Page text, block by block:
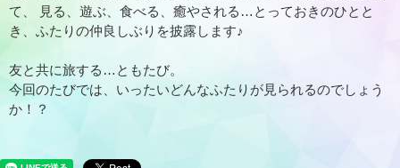
て、
見る、遊ぶ、食べる、癒やされる…とっておきのひとと
き、ふたりの仲良しぶりを披露します♪
友と共に旅する…ともたび。
今回のたびでは、いったいどんなふたりが見られるのでしょう
か！？